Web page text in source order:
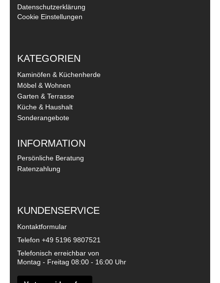
Datenschutzerklärung
Cookie Einstellungen
KATEGORIEN
Kaminöfen & Küchenherde
Möbel & Wohnen
Garten & Terrasse
Küche & Haushalt
Sonderangebote
INFORMATION
Persönliche Beratung
Ratenzahlung
KUNDENSERVICE
Kontaktformular
Telefon +49 5196 9807521
Telefonisch erreichbar von
Montag - Freitag 08:00 - 16:00 Uhr